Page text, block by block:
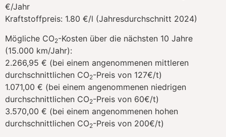
€/Jahr
Kraftstoffpreis: 1.80 €/l (Jahresdurchschnitt 2024)
Mögliche CO2-Kosten über die nächsten 10 Jahre
(15.000 km/Jahr):
2.266,95 € (bei einem angenommenen mittleren
durchschnittlichen CO2-Preis von 127€/t)
1.071,00 € (bei einem angenommenen niedrigen
durchschnittlichen CO2-Preis von 60€/t)
3.570,00 € (bei einem angenommenen hohen
durchschnittlichen CO2-Preis von 200€/t)